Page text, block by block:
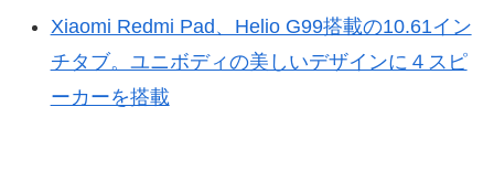
Xiaomi Redmi Pad、Helio G99搭載の10.61イン
チタブ。ユニボディの美しいデザインに４スピ
ーカーを搭載